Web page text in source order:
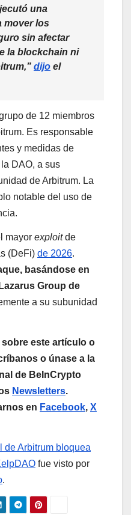
una
mover los
sin afectar
la blockchain ni
dijo el
de 12 miembros
Es responsable
y medidas de
DAO, a sus
de Arbitrum. La
notable del uso de
mayor exploitde
(DeFi) de 2026.
basándose en
Group de
a su subunidad
este artículo o
o únase a la
de BeInCrypto
Newsletters.
en Facebook, X
de Arbitrum bloquea
fue visto por
.